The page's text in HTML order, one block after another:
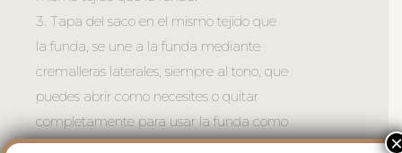
3. Tapa del saco en el mismo tejido que
la funda, se une a la funda mediante
cremalleras laterales, siempre al tono, que
puedes abrir como necesites o quitar
completamente para usar la funda como
colchoneta de capazo. El relleno es micro
×